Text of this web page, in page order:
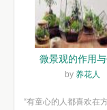
微景观的作用
by 养花人
“有童心的人都喜欢在